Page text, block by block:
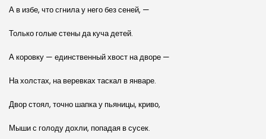
А в избе, что сгнила у него без сеней, —
Только голые стены да куча детей.
А коровку — единственный хвост на дворе —
На холстах, на веревках таскал в январе.
Двор стоял, точно шапка у пьяницы, криво,
Мыши с голоду дохли, попадая в сусек.